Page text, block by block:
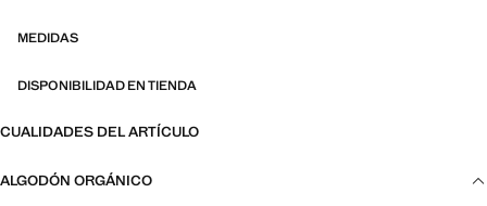
MEDIDAS
DISPONIBILIDAD EN TIENDA
CUALIDADES DEL ARTÍCULO
ALGODÓN ORGÁNICO